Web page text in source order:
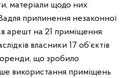
матеріали щодо них
припинення незаконної
арешт на 21 приміщення.
власники 17 об’єктів
оренди, що зробило
використання приміщень